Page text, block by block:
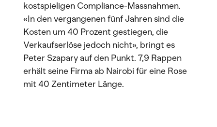
kostspieligen Compliance-Massnahmen.
«In den vergangenen fünf Jahren sind die
Kosten um 40 Prozent gestiegen, die
Verkaufserlöse jedoch nicht», bringt es
Peter Szapary auf den Punkt. 7,9 Rappen
erhält seine Firma ab Nairobi für eine Rose
mit 40 Zentimeter Länge.